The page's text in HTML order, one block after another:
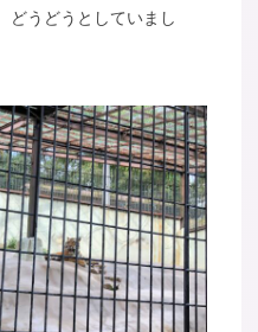
どうどうとしていまし